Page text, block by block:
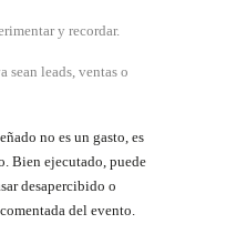
yrecordar.
sean leads, ventas o
no es un gasto, es
Bien ejecutado, puede
desapercibido o
del evento.